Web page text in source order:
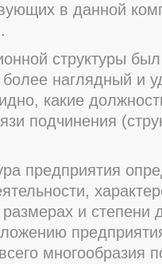
в данной
структуры
более наглядный и
какие
подчинения
предприятия
и
многообразия